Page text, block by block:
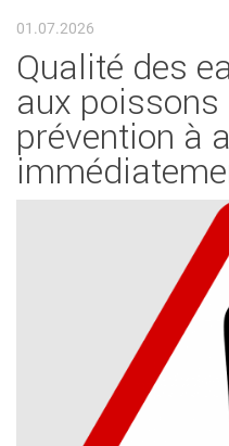
01.07.2026
Qualité des
aux poissons
prévention à